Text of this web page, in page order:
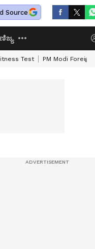
Source
Test PM Modi Foreign